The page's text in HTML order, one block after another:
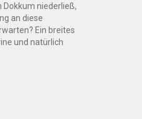
niederließ,
an diese
Ein breites
und natürlich